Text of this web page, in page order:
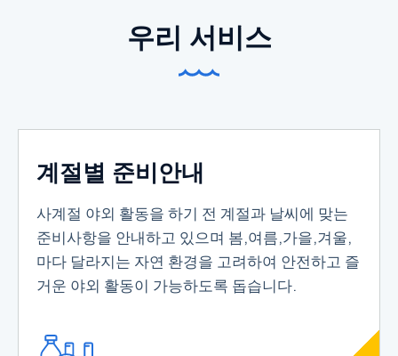
우리 서비스
계절별 준비안내
사계절 야외 활동을 하기 전 계절과 날씨에 맞는
준비사항을 안내하고 있으며 봄,여름,가을,겨울,
마다 달라지는 자연 환경을 고려하여 안전하고 즐
거운 야외 활동이 가능하도록 돕습니다.